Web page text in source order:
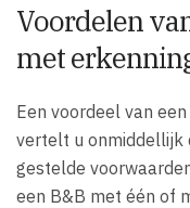
Voordelen
met
Een voordeel van
vertelt u onmiddellijk
gestelde
een B&B met één of